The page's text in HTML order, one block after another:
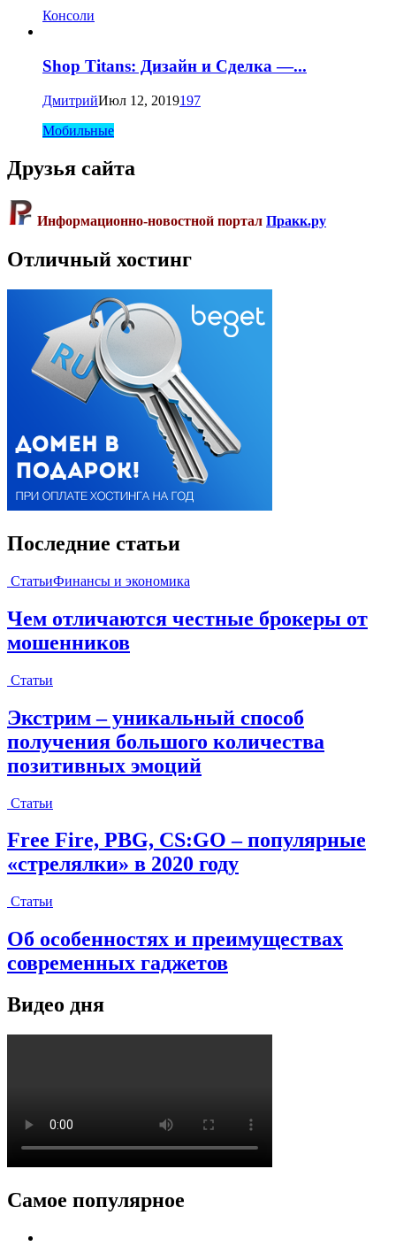
Консоли
Shop Titans: Дизайн и Сделка —...
ДмитрийИюл 12, 2019197
Мобильные
Друзья сайта
Информационно-новостной портал Пракк.ру
Отличный хостинг
Последние статьи
СтатьиФинансы и экономика
Чем отличаются честные брокеры от
мошенников
Статьи
Экстрим – уникальный способ
получения большого количества
позитивных эмоций
Статьи
Free Fire, PBG, CS:GO – популярные
«стрелялки» в 2020 году
Статьи
Об особенностях и преимуществах
современных гаджетов
Видео дня
Самое популярное